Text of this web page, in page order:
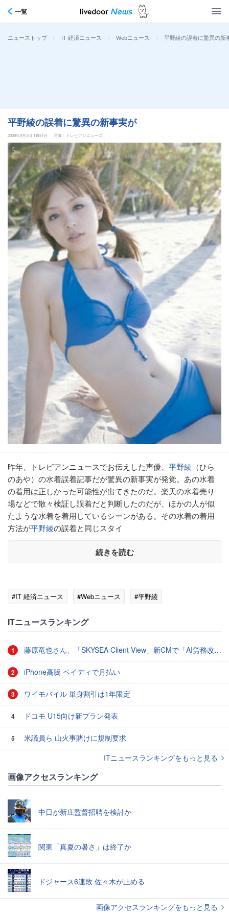
一覧
ニューストップ > IT 経済ニュース > Webニュース > 平野綾の誤着に驚異の新
平野綾の誤着に驚異の新事実が
2009年9月3日 11時1分 写真：トレビアンニュース
昨年、トレビアンニュースでお伝えした声優、 平野綾 （ひら
のあや）の水着誤着記事だが驚異の新事実が発覚。あの水着
の着用は正しかった可能性が出てきたのだ。楽天の水着売り
場などで散々検証し誤着だと判断したのだが、ほかの人が似
たような水着を着用しているシーンがある。その水着の着用
方法が平野綾の誤着と同じスタイ
続きを読む
#IT 経済ニュース #Webニュース #平野綾
ITニュースランキング
1 藤原竜也さん、「SKYSEA Client View」新CMで「AI労務改善」をアピール 働き方をAIが分析したら「すぐに休んで」と言われる？
2 iPhone高騰 ペイディで月払い
3 ワイモバイル 単身割引は1年限定
4 ドコモ U15向け新プラン発表
5
米議員ら 山火事賭けに規制要求
ITニュースランキングをもっと見る
画像アクセスランキング
中日が新庄監督招聘を検討か
関東「真夏の暑さ」は終了か
ドジャース6連敗 佐々木が止める
画像アクセスランキングをもっと見る